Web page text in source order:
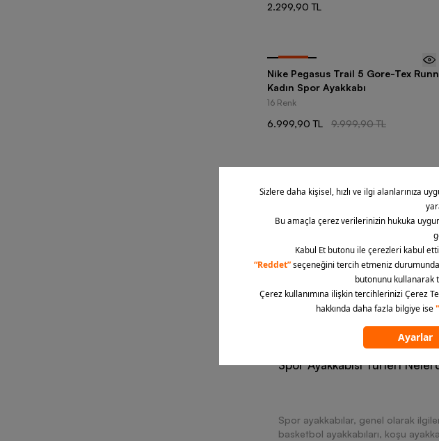
2.299,90 TL
Nike Pegasus Trail 5 Gore-Tex
Kadın Spor Ayakkabı
16 Renk
6.999,90 TL 9.999,90 TL
Gün içerisindeki tüm
ayakkabı seçimleri çok önemlidir.
sağlanması ve performansınızın
Spor Ayakkabısı Türleri
Spor ayakkabılar, genel olarak
basketbol ayakkabıları, koşu